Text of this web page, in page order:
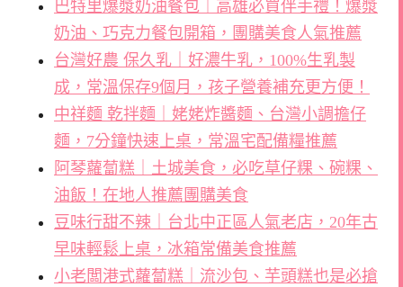
巴特里爆漿奶油餐包｜高雄必買伴手禮！爆漿
奶油、巧克力餐包開箱，團購美食人氣推薦
台灣好農 保久乳｜好濃牛乳，100%生乳製
成，常溫保存9個月，孩子營養補充更方便！
中祥麵 乾拌麵｜姥姥炸醬麵、台灣小調擔仔
麵，7分鐘快速上桌，常溫宅配備糧推薦
阿琴蘿蔔糕｜土城美食，必吃草仔粿、碗粿、
油飯！在地人推薦團購美食
豆味行甜不辣｜台北中正區人氣老店，20年古
早味輕鬆上桌，冰箱常備美食推薦
小老闆港式蘿蔔糕｜流沙包、芋頭糕也是必搶